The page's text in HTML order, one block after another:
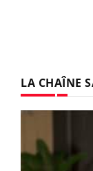
LA CHAÎNE